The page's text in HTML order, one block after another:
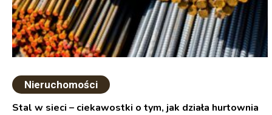
Nieruchomości
Stal w sieci – ciekawostki o tym, jak działa hurtownia